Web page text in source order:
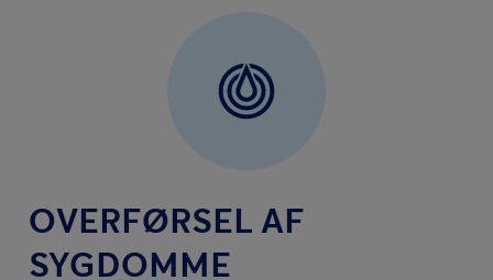
OVERFØRSEL AF
SYGDOMME